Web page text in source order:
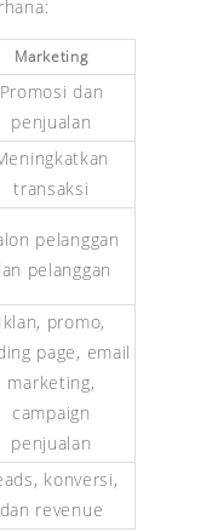
Marketing
Promosi dan
penjualan
transaksi
pelanggan
pelanggan
Iklan, promo,
page, email
marketing,
campaign
penjualan
konversi,
dan revenue